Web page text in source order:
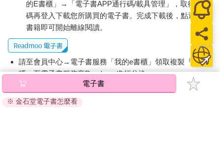
的E書櫃」→「電子書APP通行碼/載具管理」，取得通行
碼再登入下載您所購買的電子書。完成下載後，點選任一
書籍即可開始離線閱讀。
請至會員中心→電子書服務「我的e書櫃」領取複製『兌換
碼』至電子書服務商Readmoo進行兌換。
退換貨須知：
因版權保護，您在金石堂所購買的電子書僅能以金石堂專屬
電子書
※ 金石堂電子書怎麼看